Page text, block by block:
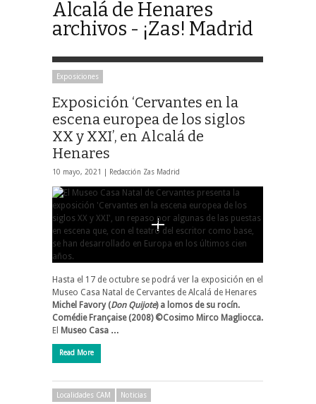
Alcalá de Henares
archivos - ¡Zas! Madrid
Exposiciones
Exposición ‘Cervantes en la
escena europea de los siglos
XX y XXI’, en Alcalá de
Henares
10 mayo, 2021 | Redacción Zas Madrid
Hasta el 17 de octubre se podrá ver la exposición en el
Museo Casa Natal de Cervantes de Alcalá de Henares
Michel Favory (Don Quijote) a lomos de su rocín.
Comédie Française (2008) ©Cosimo Mirco Magliocca.
El Museo Casa …
Read More
Localidades CAM Noticias